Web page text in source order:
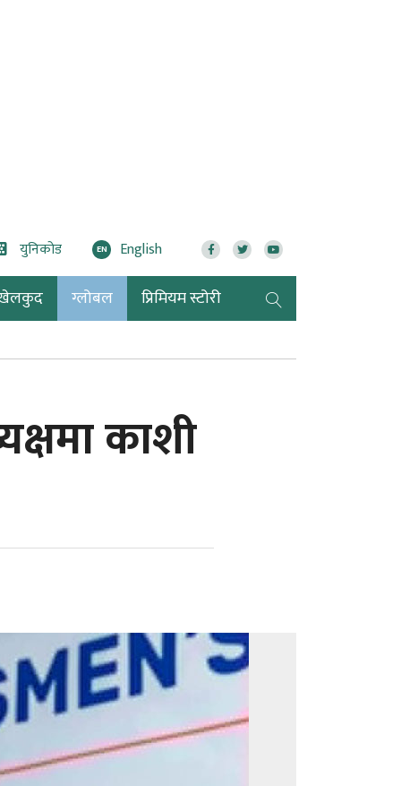
युनिकोड EN English
ग्लोबल प्रिमियम स्टोरी
काशी